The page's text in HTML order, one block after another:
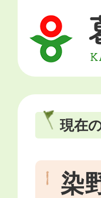
現在
染